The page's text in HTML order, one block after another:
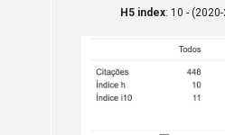
H5 index: 10 -